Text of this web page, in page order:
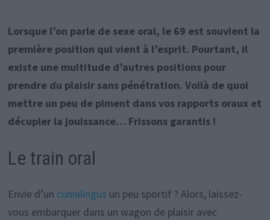
Lorsque l’on parle de sexe oral, le 69 est souvient la
première position qui vient à l’esprit. Pourtant, il
existe une multitude d’autres positions pour
prendre du plaisir sans pénétration. Voilà de quoi
mettre un peu de piment dans vos rapports oraux et
décupler la jouissance… Frissons garantis !
Le train oral
Envie d’un cunnilingus un peu sportif ? Alors, laissez-
vous embarquer dans un wagon de plaisir avec